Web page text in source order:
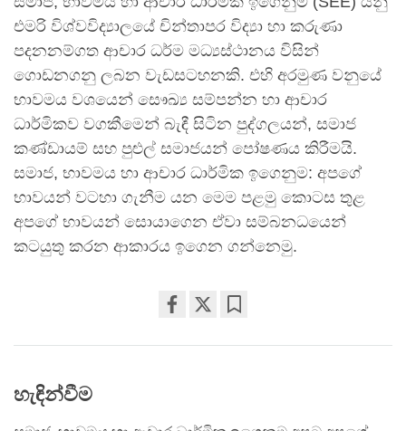
එමරි විශ්වවිද්‍යාලයේ චින්තාපර විද්‍යා හා කරුණා
පදනනම්ගත ආචාර ධර්ම මධ්‍යස්ථානය විසින්
ගොඩනගනු ලබන වැඩසටහනකි. එහි අරමුණ වනුයේ
භාවමය වශයෙන් සෞඛ්‍ය සම්පන්න හා ආචාර
ධාර්මිකව වගකීමෙන් බැඳී සිටින පුද්ගලයන්, සමාජ
කණ්ඩායම් සහ පුළුල් සමාජයන් පෝෂණය කිරීමයි.
සමාජ, භාවමය හා ආචාර ධාර්මික ඉගෙනුම: අපගේ
භාවයන් වටහා ගැනීම යන මෙම පළමු කොටස තුළ
අපගේ භාවයන් සොයාගෙන ඒවා සම්බනධයෙන්
කටයුතු කරන ආකාරය ඉගෙන ගන්නෙමු.
on
හැඳින්වීම